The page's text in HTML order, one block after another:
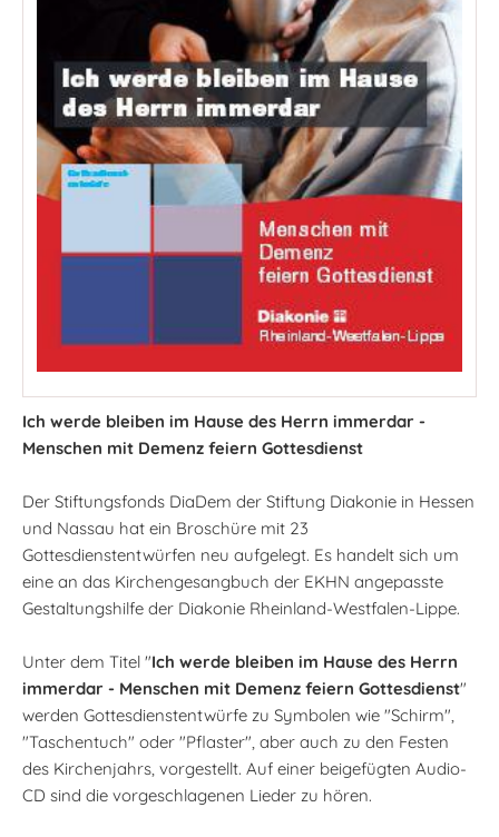
Ich werde bleiben im Hause des Herrn immerdar -
Menschen mit Demenz feiern Gottesdienst
Der Stiftungsfonds DiaDem der Stiftung Diakonie in Hessen
und Nassau hat ein Broschüre mit 23
Gottesdienstentwürfen neu aufgelegt. Es handelt sich um
eine an das Kirchengesangbuch der EKHN angepasste
Gestaltungshilfe der Diakonie Rheinland-Westfalen-Lippe.
Unter dem Titel "Ich werde bleiben im Hause des Herrn
immerdar - Menschen mit Demenz feiern Gottesdienst"
werden Gottesdienstentwürfe zu Symbolen wie "Schirm",
"Taschentuch" oder "Pflaster", aber auch zu den Festen
des Kirchenjahrs, vorgestellt. Auf einer beigefügten Audio-
CD sind die vorgeschlagenen Lieder zu hören.